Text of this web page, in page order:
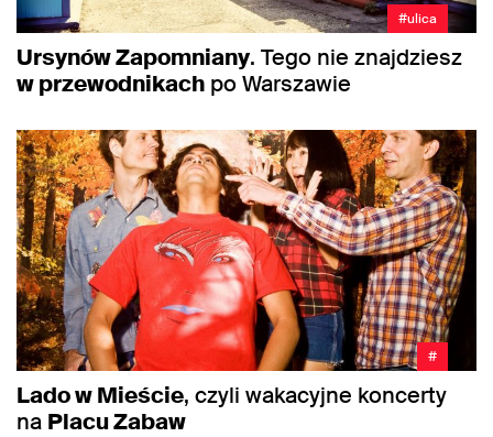
#ulica
Ursynów Zapomniany. Tego nie znajdziesz
w przewodnikach po Warszawie
#
Lado w Mieście, czyli wakacyjne koncerty
na Placu Zabaw